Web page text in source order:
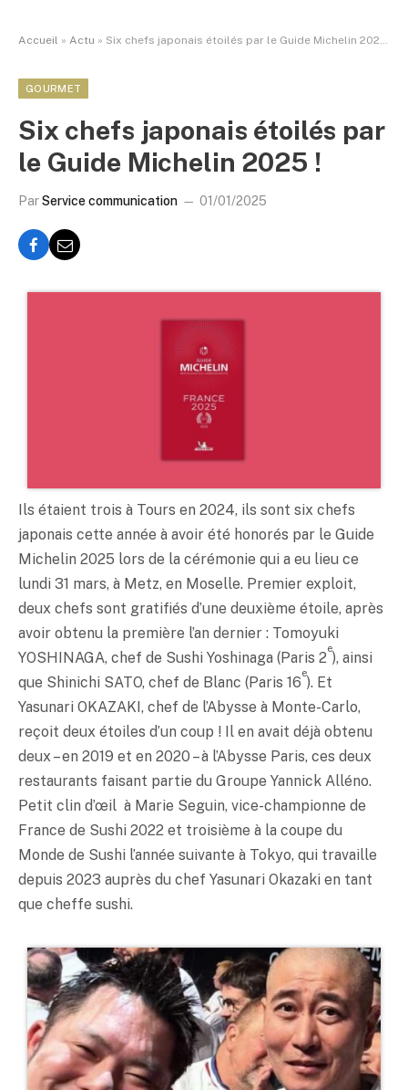
Accueil » Actu » Six chefs japonais étoilés par le Guide Michelin 2025 !
GOURMET
Six chefs japonais étoilés par
le Guide Michelin 2025 !
ParService communication 01/01/2025
Ils étaient trois à Tours en 2024, ils sont six chefs
japonais cette année à avoir été honorés par le Guide
Michelin 2025 lors de la cérémonie qui a eu lieu ce
lundi 31 mars, à Metz, en Moselle. Premier exploit,
deux chefs sont gratifiés d’une deuxième étoile, après
avoir obtenu la première l’an dernier : Tomoyuki
YOSHINAGA, chef de Sushi Yoshinaga (Paris 2
e
), ainsi
que Shinichi SATO, chef de Blanc (Paris 16
e
). Et
Yasunari OKAZAKI, chef de l’Abysse à Monte-Carlo,
reçoit deux étoiles d’un coup ! Il en avait déjà obtenu
deux – en 2019 et en 2020 – à l’Abysse Paris, ces deux
restaurants faisant partie du Groupe Yannick Alléno.
Petit clin d’œil à Marie Seguin, vice-championne de
France de Sushi 2022 et troisième à la coupe du
Monde de Sushi l’année suivante à Tokyo, qui travaille
depuis 2023 auprès du chef Yasunari Okazaki en tant
que cheffe sushi.